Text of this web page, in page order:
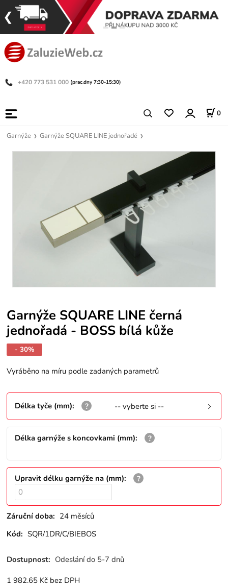
+420 773 531 000 (prac.dny 7:30-15:30)
0
Garnýže Garnýže SQUARE LINE jednořadé
Garnýže SQUARE LINE černá
jednořadá - BOSS bílá kůže
- 30%
Vyráběno na míru podle zadaných parametrů
Délka tyče (mm): -- vyberte si --
Délka garnýže s koncovkami (mm):
Upravit délku garnýže na (mm):
Záruční doba: 24 měsíců
Kód: SQR/1DR/C/BIEBOS
Dostupnost: Odeslání do 5-7 dnů
1 982.65 Kč bez DPH